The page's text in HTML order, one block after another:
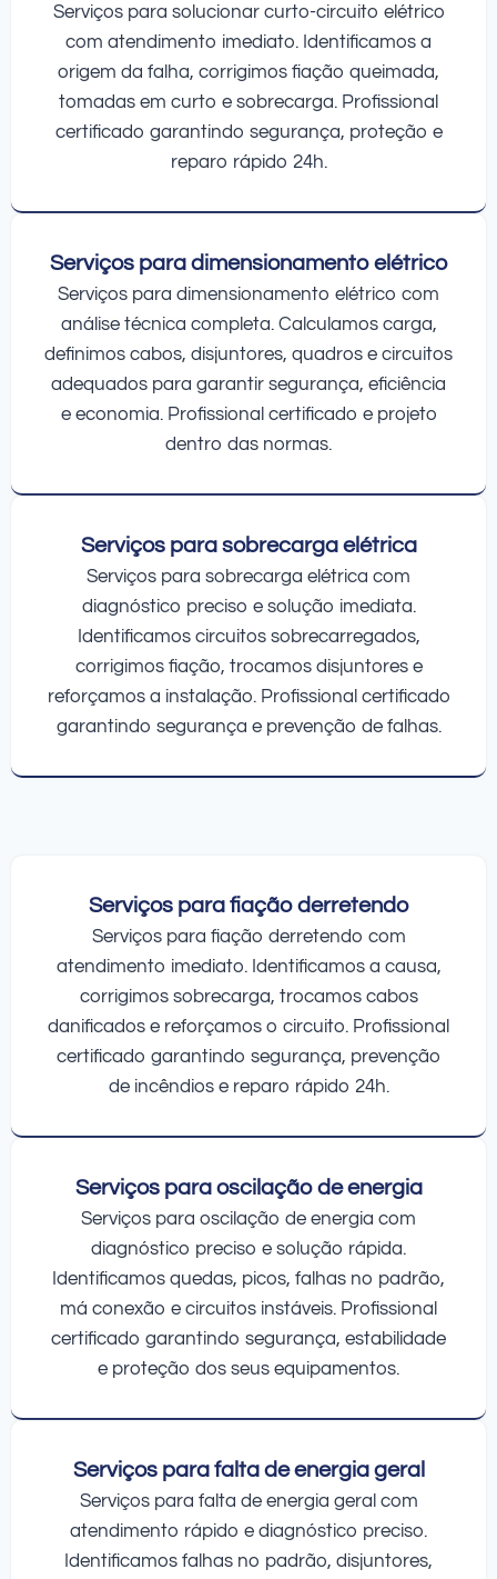
Serviços para solucionar curto-circuito elétrico
com atendimento imediato. Identificamos a
origem da falha, corrigimos fiação queimada,
tomadas em curto e sobrecarga. Profissional
certificado garantindo segurança, proteção e
reparo rápido 24h.
Serviços para dimensionamento elétrico
Serviços para dimensionamento elétrico com
análise técnica completa. Calculamos carga,
definimos cabos, disjuntores, quadros e circuitos
adequados para garantir segurança, eficiência
e economia. Profissional certificado e projeto
dentro das normas.
Serviços para sobrecarga elétrica
Serviços para sobrecarga elétrica com
diagnóstico preciso e solução imediata.
Identificamos circuitos sobrecarregados,
corrigimos fiação, trocamos disjuntores e
reforçamos a instalação. Profissional certificado
garantindo segurança e prevenção de falhas.
Serviços para fiação derretendo
Serviços para fiação derretendo com
atendimento imediato. Identificamos a causa,
corrigimos sobrecarga, trocamos cabos
danificados e reforçamos o circuito. Profissional
certificado garantindo segurança, prevenção
de incêndios e reparo rápido 24h.
Serviços para oscilação de energia
Serviços para oscilação de energia com
diagnóstico preciso e solução rápida.
Identificamos quedas, picos, falhas no padrão,
má conexão e circuitos instáveis. Profissional
certificado garantindo segurança, estabilidade
e proteção dos seus equipamentos.
Serviços para falta de energia geral
Serviços para falta de energia geral com
atendimento rápido e diagnóstico preciso.
Identificamos falhas no padrão, disjuntores,